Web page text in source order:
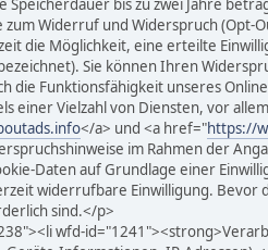
Speicherdauer bis zu zwei Jahre
Widerruf und Widerspruch
die Möglichkeit, eine erteilte
Sie können Ihren
die Funktionsfähigkeit unseres
einer Vielzahl von Diensten, vor
</a> und <a href="https://
im Rahmen der
Daten auf Grundlage einer
widerrufbare Einwilligung. Bevor
sind.</p>
wfd-